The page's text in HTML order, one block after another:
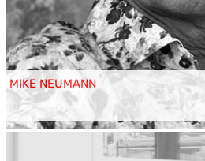
MIKE NEUMANN